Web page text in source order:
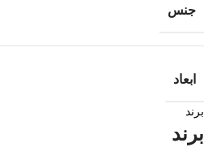
جنس
ابعاد
برند
برند